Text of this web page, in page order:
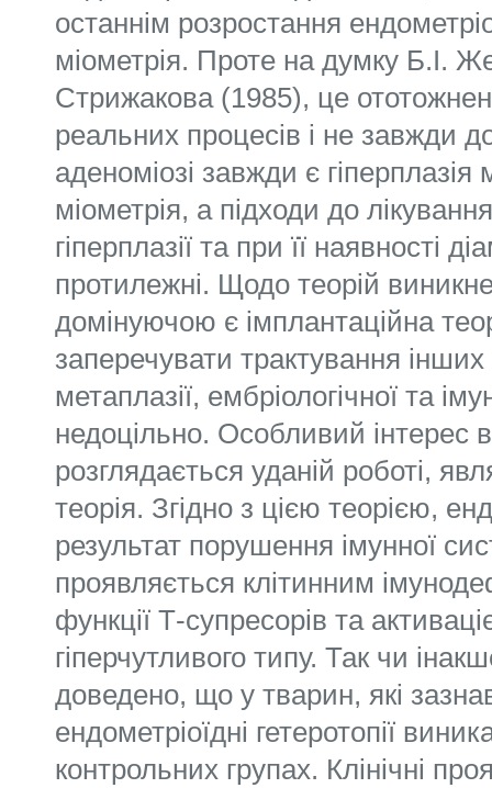
останнім розростання
міометрія. Проте на думку Б.І.
Стрижакова (1985), це
реальних процесів і не завжди
аденоміозі завжди є гіперплазія
міометрія, а підходи до
гіперплазії та при її наявності
протилежні. Щодо теорій
домінуючою є імплантаційна
заперечувати трактування інших
метаплазії, ембріологічної та
недоцільно. Особливий інтерес
розглядається уданій роботі,
теорія. Згідно з цією теорією,
результат порушення імунної
проявляється клітинним
функції Т-супресорів та
гіперчутливого типу. Так чи
доведено, що у тварин, які
ендометріоїдні гетеротопії
контрольних групах. Клінічні